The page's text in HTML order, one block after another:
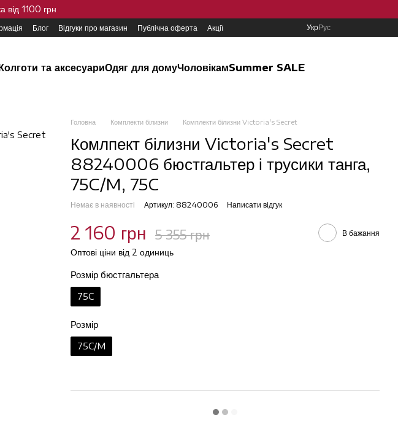
від 1100 грн
Блог Відгуки про магазин Публічна оферта Акції УкрРус
та аксесуариОдяг для домуЧоловікамSummer SALE
Головна Комплекти білизни Комплекти білизни Victoria's Secret
Комлпект білизни Victoria's Secret
88240006 бюстгальтер і трусики танга,
75C/M, 75C
Немає в наявності Артикул: 88240006 Написати відгук
2 160 грн 5 355 грн В бажання
Оптові ціни від 2 одиниць
Розмір бюстгальтера
75C
Розмір
75C/M